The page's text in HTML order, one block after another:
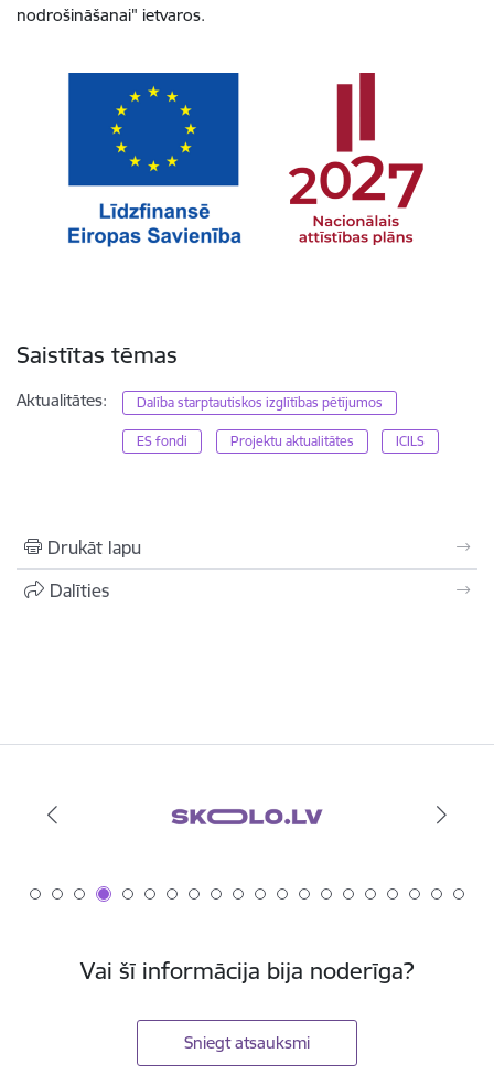
nodrošināšanai" ietvaros.
Saistītas tēmas
Aktualitātes: Dalība starptautiskos izglītības pētījumos
ES fondi Projektu aktualitātes ICILS
Drukāt lapu
Dalīties
Vai šī informācija bija noderīga?
Sniegt atsauksmi